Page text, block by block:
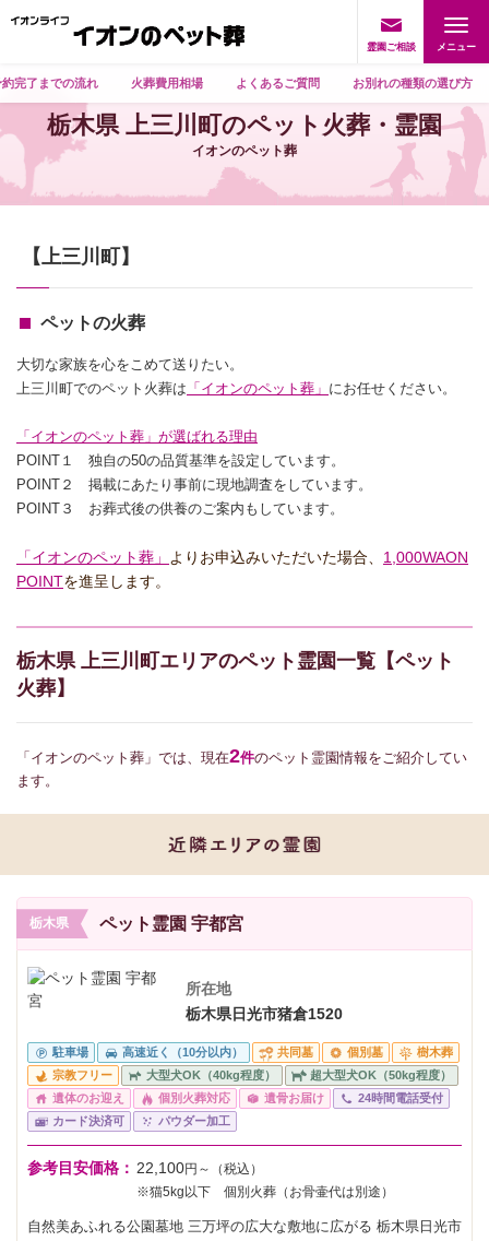
霊園ご相談
約完了までの流れ 火葬費用相場 よくあるご質問 お別れの種類の選び方
栃木県 上三川町のペット火葬・霊園
イオンのペット葬
【上三川町】
ペットの火葬
大切な家族を心をこめて送りたい。
上三川町でのペット火葬は 「イオンのペット葬」 にお任せください。
「イオンのペット葬」が選ばれる理由
POINT１ 独自の50の品質基準を設定しています。
POINT２ 掲載にあたり事前に現地調査をしています。
POINT３ お葬式後の供養のご案内もしています。
「イオンのペット葬」 よりお申込みいただいた場合、 1,000WAON
POINTを進呈します。
栃木県 上三川町エリアのペット霊園一覧【ペット
火葬】
「イオンのペット葬」では、現在2件のペット霊園情報をご紹介してい
ます。
栃木県 ペット霊園 宇都宮
所在地
栃木県日光市猪倉1520
駐車場 高速近く（10分以内） 共同墓 個別墓
樹木葬
宗教フリー
大型犬OK（40kg程度）
超大型犬OK（50kg程度）
遺体のお迎え
個別火葬対応 遺骨お届け
24時間電話受付
カード決済可
パウダー加工
参考目安価格： 22,100円～（税込）
※猫5kg以下 個別火葬（お骨壷代は別途）
自然美あふれる公園墓地 三万坪の広大な敷地に広がる 栃木県日光市